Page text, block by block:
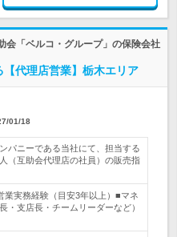
会「ベルコ・グループ」の保険会社
代理店営業】栃木エリア
01/18
パニーである当社にて、担当する
（互助会代理店の社員）の販売指
業実務経験（目安3年以上）■マネ
・支店長・チームリーダーなど）